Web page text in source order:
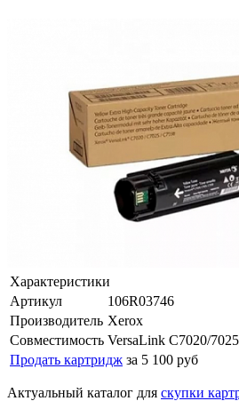
Характеристики
Артикул
106R03746
Производитель Xerox
Совместимость VersaLink C7020/
Продать картридж за 5 100 руб
Актуальный каталог для скупки